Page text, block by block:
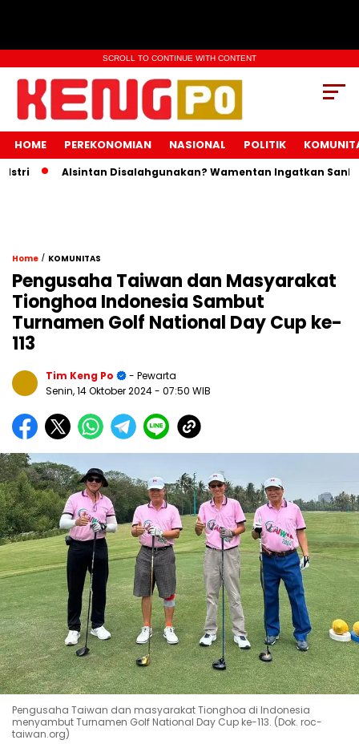
SCROLL TO CONTINUE WITH CONTENT
HOME PEREKONOMIAN NASIONAL POLITIK
Alsintan Disalahgunakan? Wamentan Ingatkan Sanksi
Home / KOMUNITAS
Pengusaha Taiwan dan Masyarakat
Tionghoa Indonesia Sambut
Turnamen Golf National Day Cup ke-
113
Tim Keng Po
- Pewarta
Senin, 14 Oktober 2024- 07:50 WIB
Pengusaha Taiwan dan masyarakat Tionghoa di Indonesia
menyambut Turnamen Golf National Day Cup ke-113. (Dok. roc-
taiwan.org)